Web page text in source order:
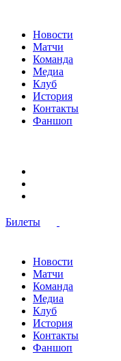
Новости
Матчи
Команда
Медиа
Клуб
История
Контакты
Фаншоп
Билеты
Новости
Матчи
Команда
Медиа
Клуб
История
Контакты
Фаншоп